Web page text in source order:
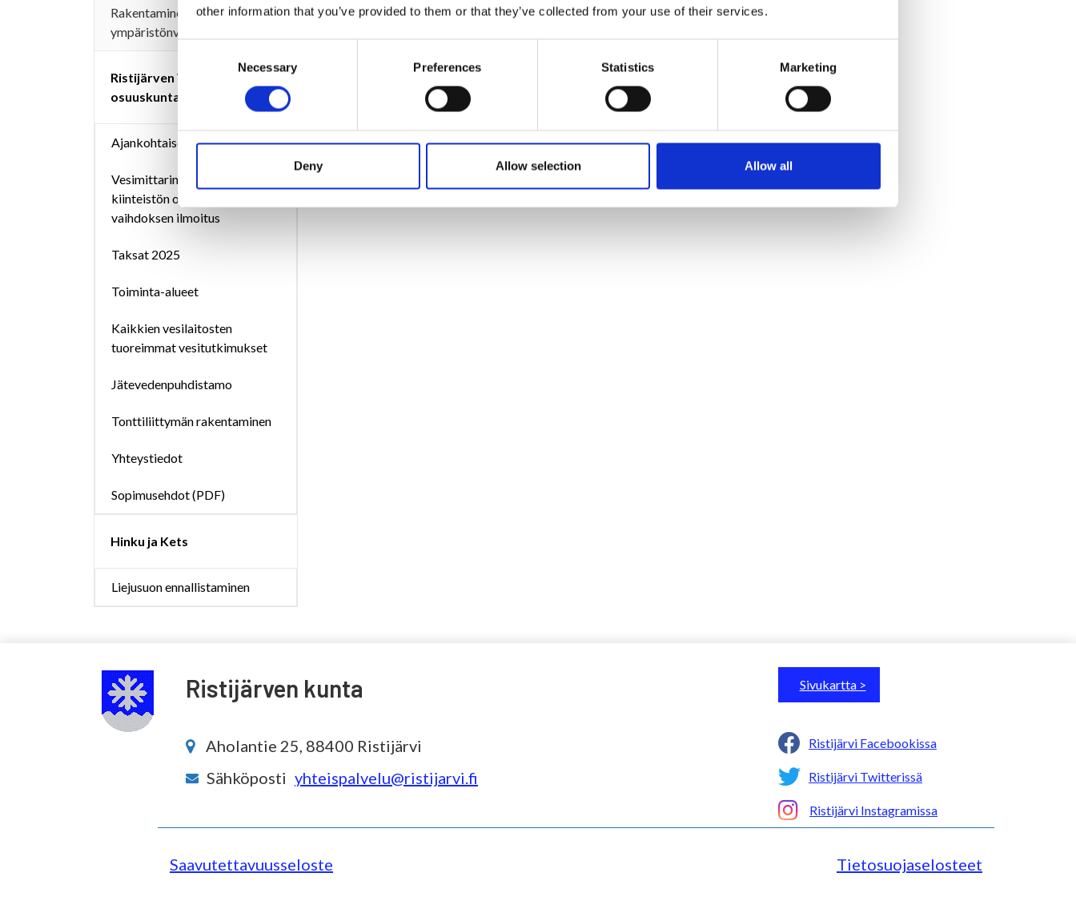
other information that you’ve provided to them or that they’ve collected from your use of their services.
Necessary Preferences Statistics Marketing
Deny Allow selection Allow all
Rakentaminen ja
ympäristönvalvonta
Ristijärven Vesihuolto-
osuuskunta
Ajankohtaiset tiedotteet
Vesimittarin lukeman- ja
kiinteistön omistajan
vaihdoksen ilmoitus
Taksat 2025
Toiminta-alueet
Kaikkien vesilaitosten
tuoreimmat vesitutkimukset
Jätevedenpuhdistamo
Tonttiliittymän rakentaminen
Yhteystiedot
Sopimusehdot (PDF)
Hinku ja Kets
Liejusuon ennallistaminen
Ristijärven kunta
Aholantie 25, 88400 Ristijärvi
Sähköposti yhteispalvelu@ristijarvi.fi
Sivukartta >
Ristijärvi Facebookissa
Ristijärvi Twitterissä
Ristijärvi Instagramissa
Saavutettavuusseloste Tietosuojaselosteet